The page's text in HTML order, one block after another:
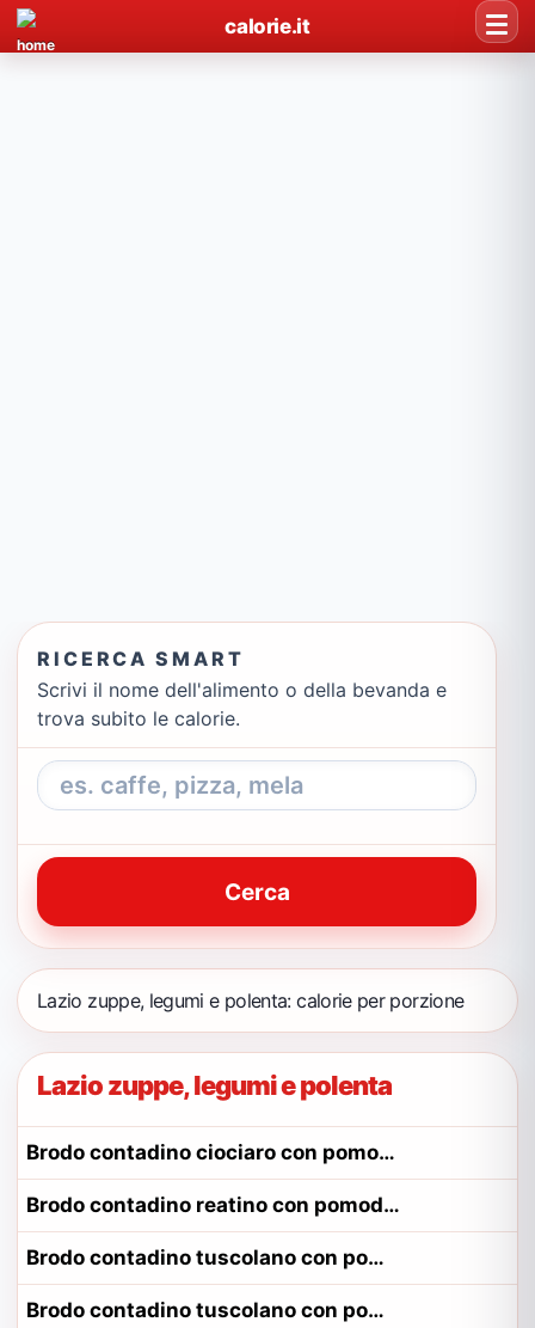
calorie.it
RICERCA SMART
Scrivi il nome dell'alimento o della bevanda e
trova subito le calorie.
Cerca
Lazio zuppe, legumi e polenta: calorie per porzione
Lazio zuppe, legumi e polenta
Brodo contadino ciociaro con pomodoro
Brodo contadino reatino con pomodoro
Brodo contadino tuscolano con pomodoro
Brodo contadino tuscolano con pomodoro alla contadina tuscolano